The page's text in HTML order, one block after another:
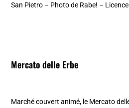
San Pietro – Photo de Rabe! –
Mercato delle Erbe
Marché couvert animé, le Mercato